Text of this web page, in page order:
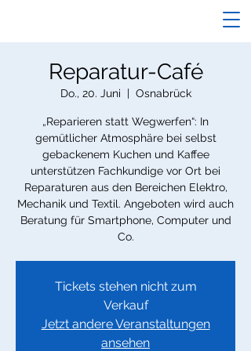
Reparatur-Café
Do., 20. Juni
  |
Osnabrück
„Reparieren statt Wegwerfen“: In
gemütlicher Atmosphäre bei selbst
gebackenem Kuchen und Kaffee
unterstützen Fachkundige vor Ort bei
Reparaturen aus den Bereichen Elektro,
Mechanik und Textil. Angeboten wird auch
Beratung für Smartphone, Computer und
Co.
Tickets stehen nicht zum
Verkauf
Jetzt andere Veranstaltungen
ansehen